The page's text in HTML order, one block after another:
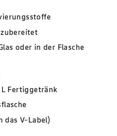
oder in der Flasche
Fertiggetränk
das V-Label)